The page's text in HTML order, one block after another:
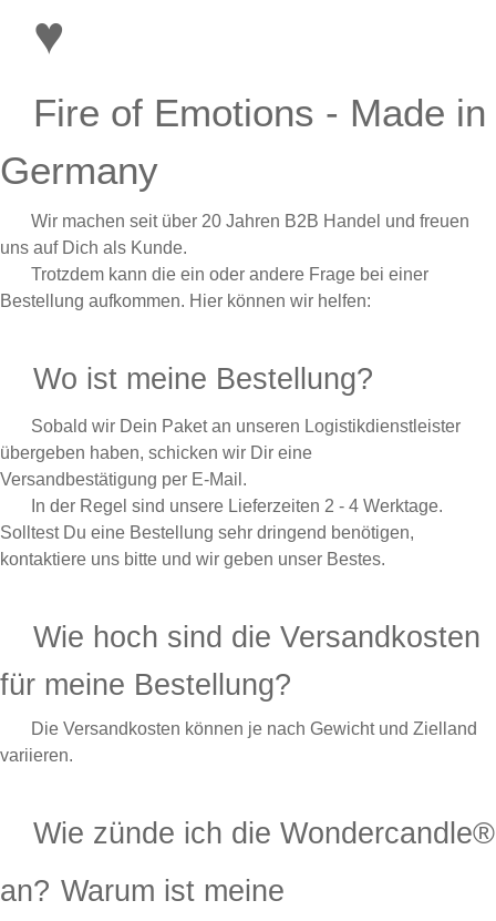
♥
Fire of Emotions - Made in
Germany
Wir machen seit über 20 Jahren B2B Handel und freuen
uns auf Dich als Kunde.
Trotzdem kann die ein oder andere Frage bei einer
Bestellung aufkommen. Hier können wir helfen:
Wo ist meine Bestellung?
Sobald wir Dein Paket an unseren Logistikdienstleister
übergeben haben, schicken wir Dir eine
Versandbestätigung per E-Mail.
In der Regel sind unsere Lieferzeiten 2 - 4 Werktage.
Solltest Du eine Bestellung sehr dringend benötigen,
kontaktiere uns bitte und wir geben unser Bestes.
Wie hoch sind die Versandkosten
für meine Bestellung?
Die Versandkosten können je nach Gewicht und Zielland
variieren.
Wie zünde ich die Wondercandle®
an? Warum ist meine